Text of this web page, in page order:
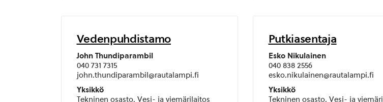
Vedenpuhdistamo
John Thundiparambil
040 731 7315
john.thundiparambil@rautalampi.fi
Yksikkö
Tekninen osasto, Vesi- ja viemärilaitos
Putkiasentaja
Esko Nikulainen
040 838 2556
esko.nikulainen@rautalampi.fi
Yksikkö
Tekninen osasto, Vesi- ja